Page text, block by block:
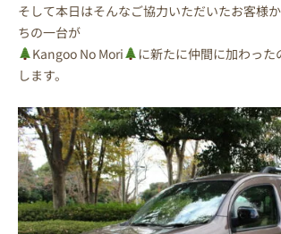
そして本日はそんなご協力いただいたお客様
ちの一台が
Kangoo No Mori
に新たに仲間に加わった
します。